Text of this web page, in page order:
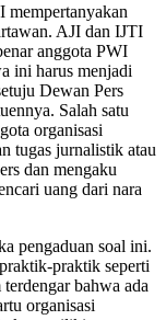
mempertanyakan
AJI dan IJTI
anggota PWI
ini harus menjadi
Dewan Pers
Salah satu
organisasi
tugas jurnalistik atau
dan mengaku
uang dari nara
pengaduan soal ini.
praktik seperti
bahwa ada
organisasi